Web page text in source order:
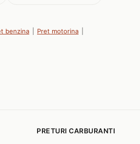
benzina Pret motorina
PRETURI CARBURANTI